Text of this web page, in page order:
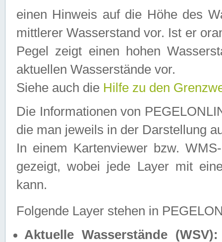
einen Hinweis auf die Höhe des
mittlerer Wasserstand vor. Ist er
Pegel zeigt einen hohen
aktuellen Wasserstände vor.
Siehe auch die Hilfe zu den
Die Informationen von
die man jeweils in der Darstellung
In einem Kartenviewer bzw.
gezeigt, wobei jede Layer mit
kann.
Folgende Layer stehen in
Aktuelle Wasserstände (WSV):